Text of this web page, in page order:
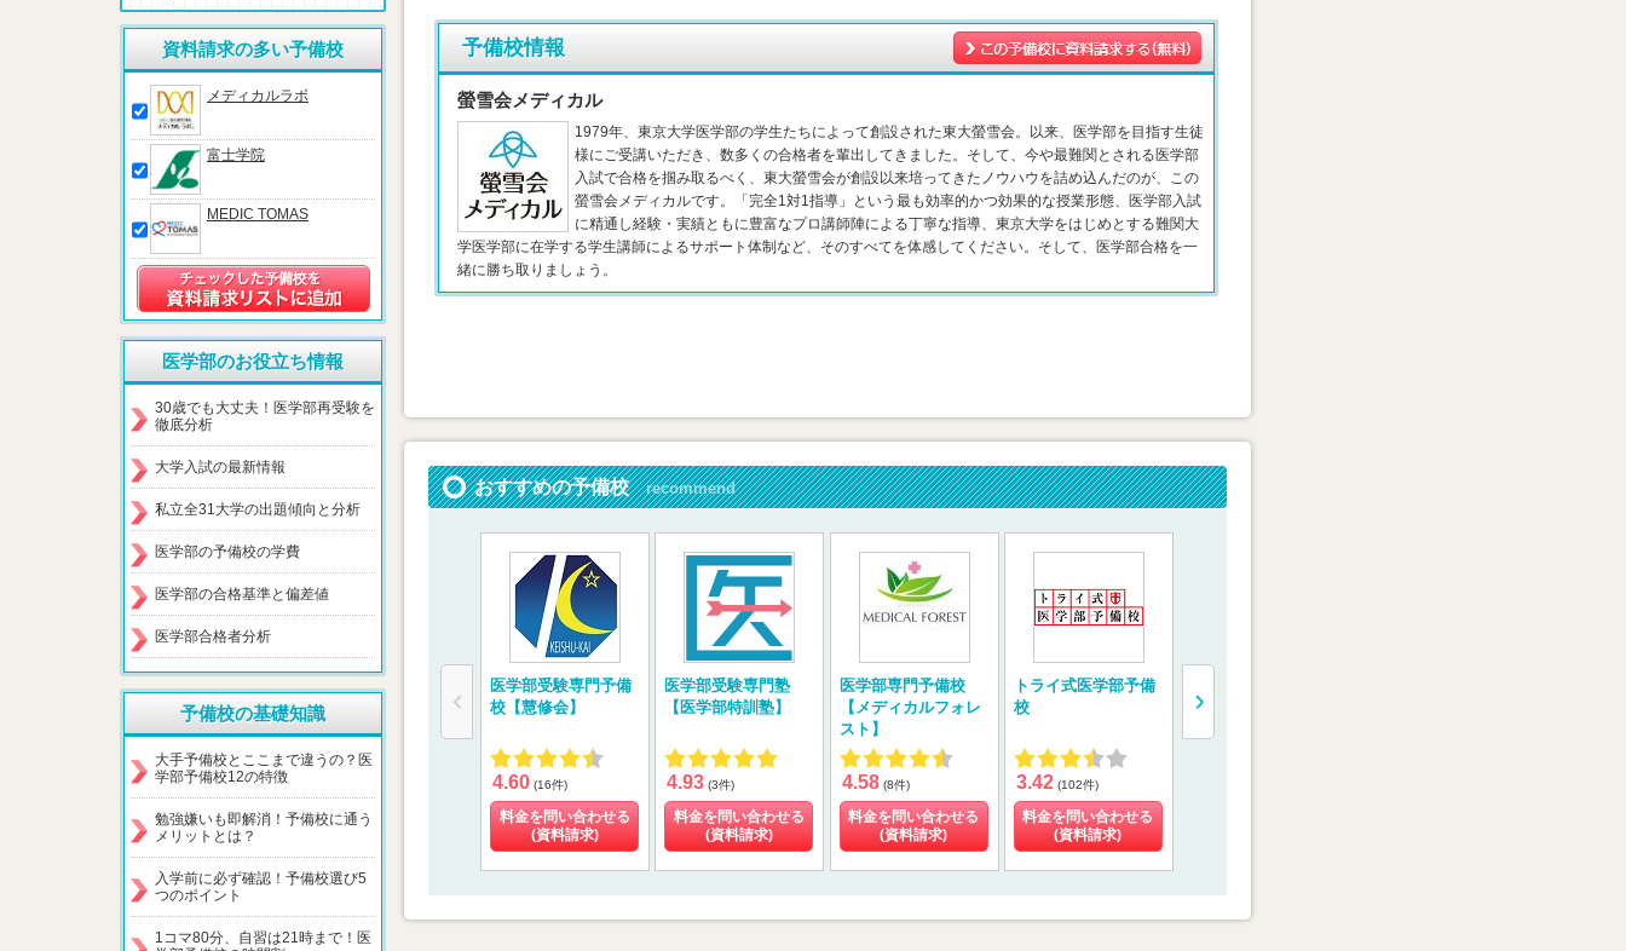
予備校情報
螢雪会メディカル
1979年、東京大学医学部の学生たちによって創設された東大螢雪会。以来、医学部を目指す生徒
様にご受講いただき、数多くの合格者を輩出してきました。そして、今や最難関とされる医学部
入試で合格を掴み取るべく、東大螢雪会が創設以来培ってきたノウハウを詰め込んだのが、この
螢雪会メディカルです。「完全1対1指導」という最も効率的かつ効果的な授業形態、医学部入試
に精通し経験・実績ともに豊富なプロ講師陣による丁寧な指導、東京大学をはじめとする難関大
学医学部に在学する学生講師によるサポート体制など、そのすべてを体感してください。そして、医学部合格を一
緒に勝ち取りましょう。
おすすめの予備校 recommend
医学部受験専門予備
校【慧修会】
4.60 (16件)
料金を問い合わせる
(資料請求)
医学部受験専門塾
【医学部特訓塾】
4.93 (3件)
料金を問い合わせる
(資料請求)
医学部専門予備校
【メディカルフォレ
スト】
4.58 (8件)
料金を問い合わせる
(資料請求)
トライ式医学部予備
校
3.42 (102件)
料金を問い合わせる
(資料請求)
予備校【レクサス
資料請求の多い予備校
メディカルラボ
富士学院
MEDIC TOMAS
医学部のお役立ち情報
30歳でも大丈夫！医学部再受験を
徹底分析
大学入試の最新情報
私立全31大学の出題傾向と分析
医学部の予備校の学費
医学部の合格基準と偏差値
医学部合格者分析
予備校の基礎知識
大手予備校とここまで違うの？医
学部予備校12の特徴
勉強嫌いも即解消！予備校に通う
メリットとは？
入学前に必ず確認！予備校選び5
つのポイント
1コマ80分、自習は21時まで！医